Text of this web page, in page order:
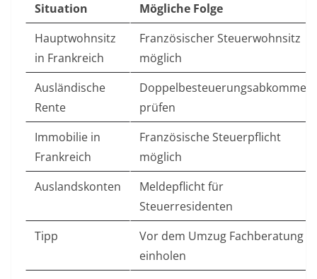
Situation
Mögliche Folge
Hauptwohnsitz
in Frankreich
Französischer Steuerwohnsitz
möglich
Ausländische
Rente
Doppelbesteuerungsabkommen
prüfen
Immobilie in
Frankreich
Französische Steuerpflicht
möglich
Auslandskonten
Meldepflicht für
Steuerresidenten
Tipp
Vor dem Umzug Fachberatung
einholen